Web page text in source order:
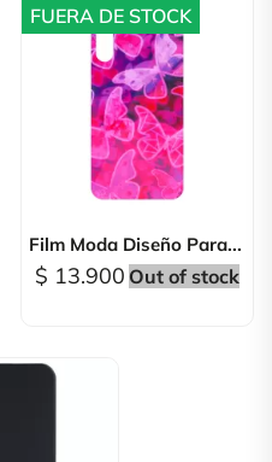
Film Moda Diseño Para...
$ 13.900 Out of stock
FUERA DE STOCK